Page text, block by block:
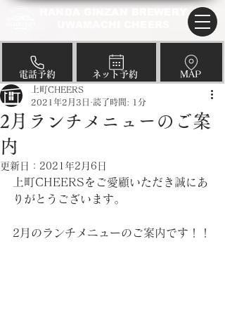
​電話予約 ​ネット予約 ​MAP
2月ランチメニューのご案
内
上町CHEERS
2021年2月3日
読了時間: 1分
更新日： 2021年2月6日
上町CHEERSをご愛顧いただき誠にあ
りがとうございます。
2月のランチメニューのご案内です！！